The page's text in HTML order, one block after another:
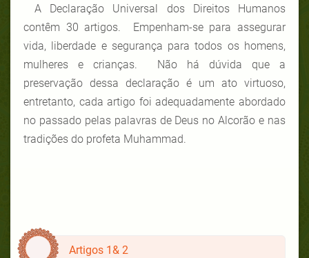
A Declaração Universal dos Direitos Humanos
contêm 30 artigos. Empenham-se para assegurar
vida, liberdade e segurança para todos os homens,
mulheres e crianças. Não há dúvida que a
preservação dessa declaração é um ato virtuoso,
entretanto, cada artigo foi adequadamente abordado
no passado pelas palavras de Deus no Alcorão e nas
tradições do profeta Muhammad.
Artigos 1& 2